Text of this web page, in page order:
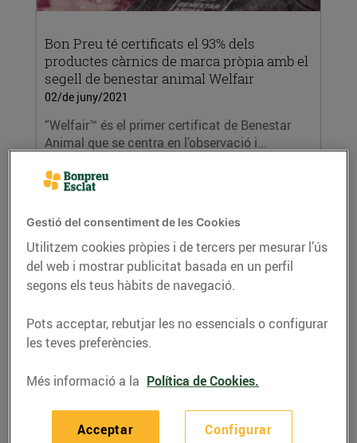
Bon Preu té certificats el 93% dels
productes càrnics de marca pròpia amb el
segell de benestar animal Welfair
02/de juny/2021
“Welfair™ és el primer certificat de Benestar
Animal que se centra en l’observació i...
LLEGIR MÉS
Banyoles signen un Conveni de
col·laboració en el marc del procés de
selecció de personal pel nou Esclat
02/de juny/2021
Gestió del consentiment de les Cookies
Utilitzem cookies pròpies i de tercers per mesurar l’ús
del web i mostrar publicitat basada en un perfil
segons els teus hàbits de navegació.
Pots acceptar, rebutjar les no essencials o configurar
les teves preferències.
Més informació a la Política de Cookies.
Configurar
Acceptar